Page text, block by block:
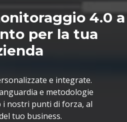
4.0 a
per la tua
e integrate.
e metodologie
i nostri punti di forza, al
tuo business.